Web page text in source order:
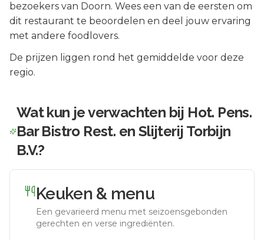
bezoekers van Doorn. Wees een van de eersten om
dit restaurant te beoordelen en deel jouw ervaring
met andere foodlovers.
De prijzen liggen rond het gemiddelde voor deze
regio.
Wat kun je verwachten bij Hot. Pens.
Bar Bistro Rest. en Slijterij Torbijn
B.V.?
Keuken & menu
Een gevarieerd menu met seizoensgebonden
gerechten en verse ingrediënten.